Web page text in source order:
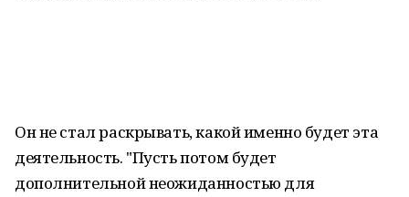
Он не стал раскрывать, какой именно будет эта
деятельность. "Пусть потом будет
дополнительной неожиданностью для